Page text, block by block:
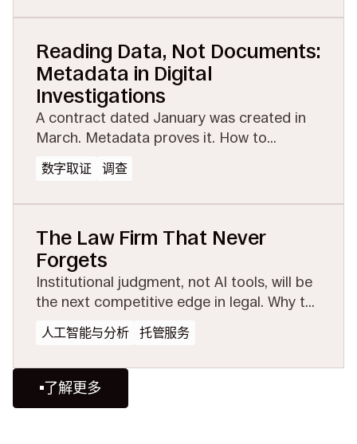
Reading Data, Not Documents:
Metadata in Digital
Investigations
A contract dated January was created in
March. Metadata proves it. How to
collection or conversion strips it away.
数字取证 调查
The Law Firm That Never
Forgets
Institutional judgment, not AI tools, will be
the next competitive edge in legal. Why the
will win.
人工智能与分析 托管服务
了解更多